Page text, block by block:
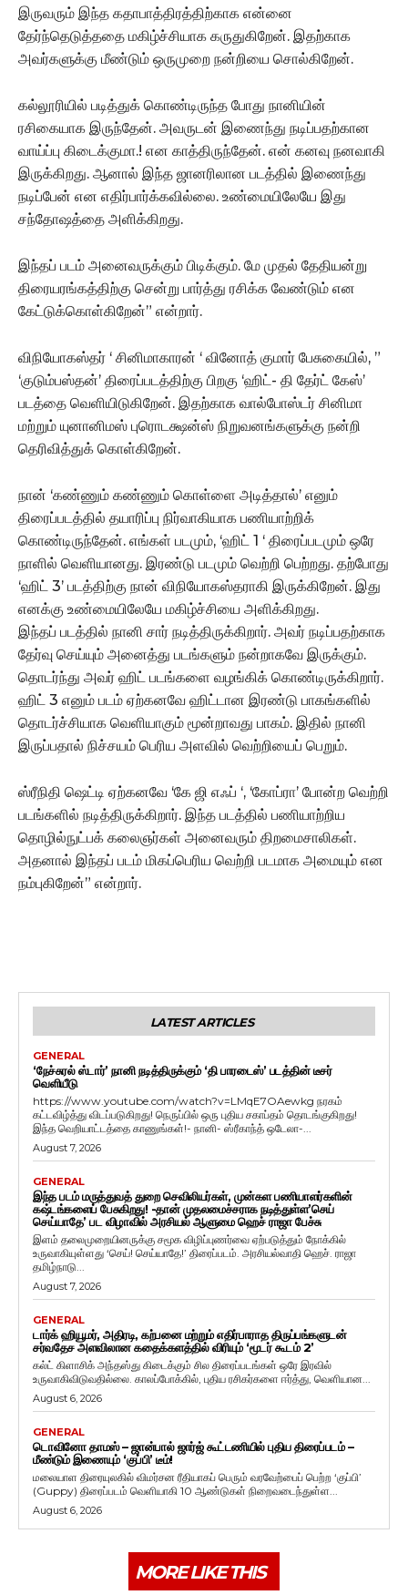
இருவரும் இந்த கதாபாத்திரத்திற்காக என்னை
தேர்ந்தெடுத்ததை மகிழ்ச்சியாக கருதுகிறேன். இதற்காக
அவர்களுக்கு மீண்டும் ஒருமுறை நன்றியை சொல்கிறேன்.
கல்லூரியில் படித்துக் கொண்டிருந்த போது நானியின்
ரசிகையாக இருந்தேன். அவருடன் இணைந்து நடிப்பதற்கான
வாய்ப்பு கிடைக்குமா.! என காத்திருந்தேன். என் கனவு நனவாகி
இருக்கிறது. ஆனால் இந்த ஜானரிலான படத்தில் இணைந்து
நடிப்பேன் என எதிர்பார்க்கவில்லை. உண்மையிலேயே இது
சந்தோஷத்தை அளிக்கிறது.‌
இந்தப் படம் அனைவருக்கும் பிடிக்கும். மே முதல் தேதியன்று
திரையரங்கத்திற்கு சென்று பார்த்து ரசிக்க வேண்டும் என
கேட்டுக்கொள்கிறேன்” என்றார்.
விநியோகஸ்தர் ‘ சினிமாகாரன் ‘ வினோத் குமார் பேசுகையில், ”
‘குடும்பஸ்தன்’ திரைப்படத்திற்கு பிறகு ‘ஹிட்- தி தேர்ட் கேஸ்’
படத்தை வெளியிடுகிறேன். இதற்காக வால்போஸ்டர் சினிமா
மற்றும் யுனானிமஸ் புரொடக்ஷன்ஸ் நிறுவனங்களுக்கு நன்றி
தெரிவித்துக் கொள்கிறேன்.
நான் ‘கண்ணும் கண்ணும் கொள்ளை அடித்தால்’ எனும்
திரைப்படத்தில் தயாரிப்பு நிர்வாகியாக பணியாற்றிக்
கொண்டிருந்தேன். எங்கள் படமும், ‘ஹிட் 1 ‘ திரைப்படமும் ஒரே
நாளில் வெளியானது. இரண்டு படமும் வெற்றி பெற்றது. தற்போது
‘ஹிட் 3’ படத்திற்கு நான் விநியோகஸ்தராகி இருக்கிறேன். இது
எனக்கு உண்மையிலேயே மகிழ்ச்சியை அளிக்கிறது.
இந்தப் படத்தில் நானி சார் நடித்திருக்கிறார். அவர் நடிப்பதற்காக
தேர்வு செய்யும் அனைத்து படங்களும் நன்றாகவே இருக்கும்.
தொடர்ந்து அவர் ஹிட் படங்களை வழங்கிக் கொண்டிருக்கிறார்.
ஹிட் 3 எனும் படம் ஏற்கனவே ஹிட்டான இரண்டு பாகங்களில்
தொடர்ச்சியாக வெளியாகும் மூன்றாவது பாகம். இதில் நானி
இருப்பதால் நிச்சயம் பெரிய அளவில் வெற்றியைப் பெறும்.
ஸ்ரீநிதி ஷெட்டி ஏற்கனவே ‘கே ஜி எஃப் ‘, ‘கோப்ரா’ போன்ற வெற்றி
படங்களில் நடித்திருக்கிறார். இந்த படத்தில் பணியாற்றிய
தொழில்நுட்பக் கலைஞர்கள் அனைவரும் திறமைசாலிகள்.‌
அதனால் இந்தப் படம் மிகப்பெரிய வெற்றி படமாக அமையும் என
நம்புகிறேன்” என்றார்.
LATEST ARTICLES
GENERAL
‘நேச்சுரல் ஸ்டார்’ நானி நடித்திருக்கும் ‘தி பாரடைஸ்’ படத்தின் டீசர்
வெளியீடு
https://www.youtube.com/watch?v=LMqE7OAewkg நரகம்
கட்டவிழ்த்து விடப்படுகிறது! நெருப்பில் ஒரு புதிய சகாப்தம் தொடங்குகிறது!
இந்த வெறியாட்டத்தை காணுங்கள்!- நானி- ஸ்ரீகாந்த் ஒடேலா-...
August 7, 2026
GENERAL
இந்த படம் மருத்துவத் துறை செவிலியர்கள், முன்கள பணியாளர்களின்
கஷ்டங்களைப் பேசுகிறது! -தான் முதலமைச்சராக நடித்துள்ள’செய்
செய்யாதே’ பட விழாவில் அரசியல் ஆளுமை ஹெச் ராஜா பேச்சு
இளம் தலைமுறையினருக்கு சமூக விழிப்புணர்வை ஏற்படுத்தும் நோக்கில்
உருவாகியுள்ளது ‘செய்! செய்யாதே!’ திரைப்படம். அரசியல்வாதி ஹெச். ராஜா
தமிழ்நாடு...
August 7, 2026
GENERAL
டார்க் ஹியூமர், அதிரடி, கற்பனை மற்றும் எதிர்பாராத திருப்பங்களுடன்
சர்வதேச அளவிலான கதைக்களத்தில் விரியும் ‘மூடர் கூடம் 2’
கல்ட் கிளாசிக் அந்தஸ்து கிடைக்கும் சில திரைப்படங்கள் ஒரே இரவில்
உருவாகிவிடுவதில்லை. காலப்போக்கில், புதிய ரசிகர்களை ஈர்த்து, வெளியான...
August 6, 2026
GENERAL
டொவினோ தாமஸ் – ஜான்பால் ஜார்ஜ் கூட்டணியில் புதிய திரைப்படம் –
மீண்டும் இணையும் ‘குப்பி’ டீம்!
மலையாள திரையுலகில் விமர்சன ரீதியாகப் பெரும் வரவேற்பைப் பெற்ற ‘குப்பி’
(Guppy) திரைப்படம் வெளியாகி 10 ஆண்டுகள் நிறைவடைந்துள்ள...
August 6, 2026
MORE LIKE THIS